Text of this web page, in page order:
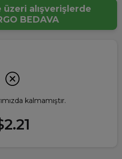
üzeri alışverişlerde
BEDAVA
kalmamıştır.